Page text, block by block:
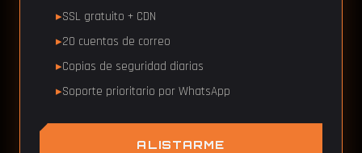
SSL gratuito + CDN
20 cuentas de correo
Copias de seguridad diarias
Soporte prioritario por WhatsApp
ALISTARME